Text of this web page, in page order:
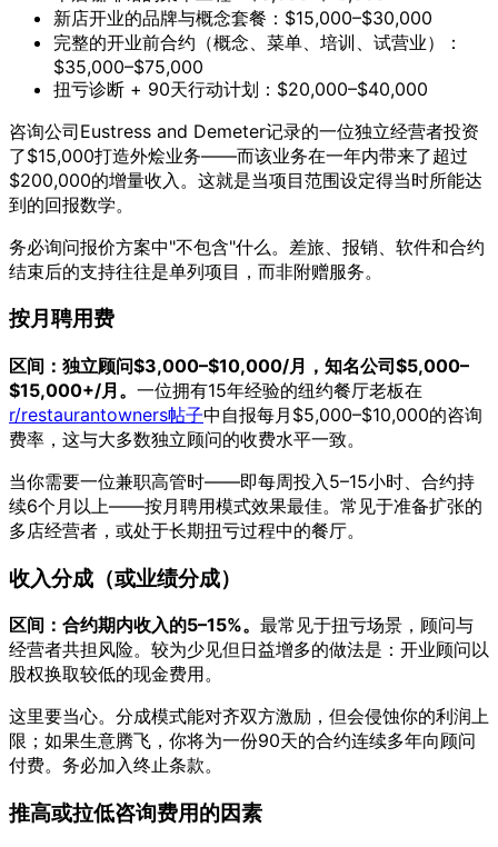
新店开业的品牌与概念套餐：$15,000–$30,000
完整的开业前合约（概念、菜单、培训、试营业）：
$35,000–$75,000
扭亏诊断 + 90天行动计划：$20,000–$40,000
咨询公司Eustress and Demeter记录的一位独立经营者投资
了$15,000打造外烩业务——而该业务在一年内带来了超过
$200,000的增量收入。这就是当项目范围设定得当时所能达
到的回报数学。
务必询问报价方案中"不包含"什么。差旅、报销、软件和合约
结束后的支持往往是单列项目，而非附赠服务。
按月聘用费
区间：独立顾问$3,000–$10,000/月，知名公司$5,000–
$15,000+/月。 一位拥有15年经验的纽约餐厅老板在
r/restaurantowners帖子中自报每月$5,000–$10,000的咨询
费率，这与大多数独立顾问的收费水平一致。
当你需要一位兼职高管时——即每周投入5–15小时、合约持
续6个月以上——按月聘用模式效果最佳。常见于准备扩张的
多店经营者，或处于长期扭亏过程中的餐厅。
收入分成（或业绩分成）
区间：合约期内收入的5–15%。 最常见于扭亏场景，顾问与
经营者共担风险。较为少见但日益增多的做法是：开业顾问以
股权换取较低的现金费用。
这里要当心。分成模式能对齐双方激励，但会侵蚀你的利润上
限；如果生意腾飞，你将为一份90天的合约连续多年向顾问
付费。务必加入终止条款。
推高或拉低咨询费用的因素